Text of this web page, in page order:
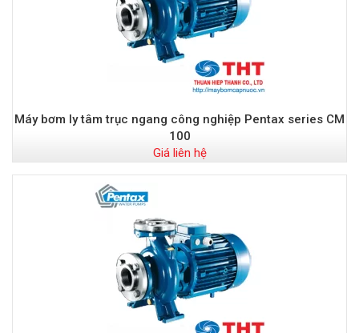
Máy bơm ly tâm trục ngang công nghiệp Pentax series CM
100
Giá liên hệ